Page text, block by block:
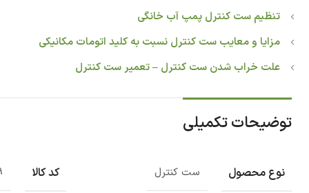
تنظیم ست کنترل پمپ آب خانگی
مزایا و معایب ست کنترل نسبت به کلید اتومات مکانیکی
علت خراب شدن ست کنترل – تعمیر ست کنترل
توضیحات تکمیلی
نوع محصول ست کنترل کد کالا